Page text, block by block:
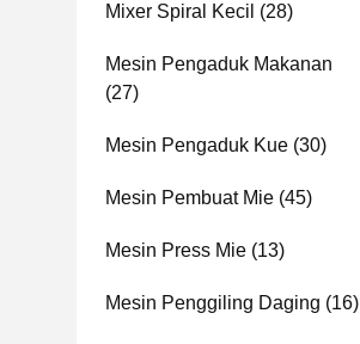
Mixer Spiral Kecil (28)
Mesin Pengaduk Makanan
(27)
Mesin Pengaduk Kue (30)
Mesin Pembuat Mie (45)
Mesin Press Mie (13)
Mesin Penggiling Daging (16)